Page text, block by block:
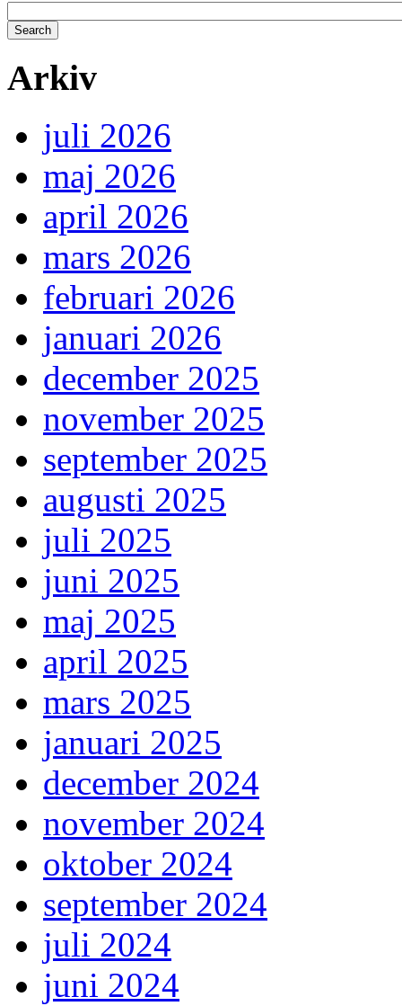
Arkiv
juli 2026
maj 2026
april 2026
mars 2026
februari 2026
januari 2026
december 2025
november 2025
september 2025
augusti 2025
juli 2025
juni 2025
maj 2025
april 2025
mars 2025
januari 2025
december 2024
november 2024
oktober 2024
september 2024
juli 2024
juni 2024